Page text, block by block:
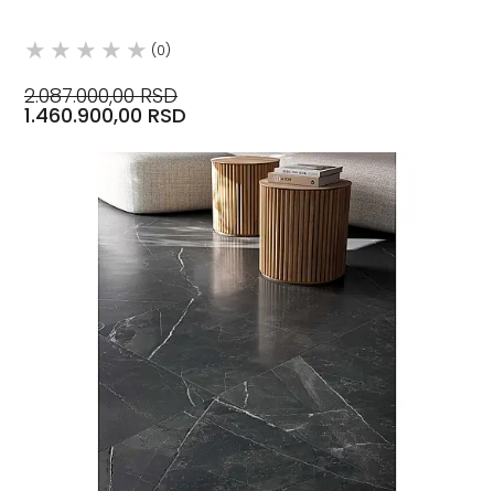
(0)
2.087.000,00 RSD
1.460.900,00 RSD